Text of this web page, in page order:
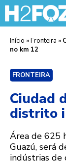
Início »Fronteira »
no km 12
FRONTEIRA
Ciudad
distrito
Área de 625
Guazú, será
indústrias de